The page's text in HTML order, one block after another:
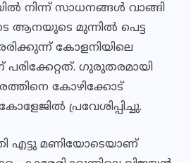
നിന്ന് സാധനങ്ങൾ വാങ്ങി
ആനയുടെ മുന്നിൽ പെട്ട
കോളനിയിലെ
ഗുരുതരമായി
കോഴിക്കോട്
പ്രവേശിപ്പിച്ചു.
എട്ടു മണിയോടെയാണ്